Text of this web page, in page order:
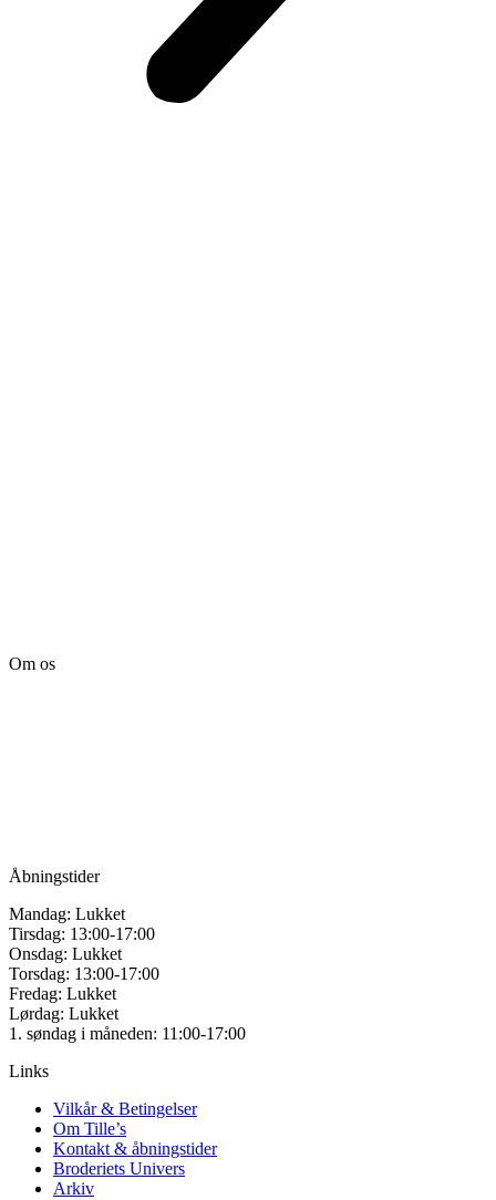
Om os
Åbningstider
Mandag: Lukket
Tirsdag: 13:00-17:00
Onsdag: Lukket
Torsdag: 13:00-17:00
Fredag: Lukket
Lørdag: Lukket
1. søndag i måneden: 11:00-17:00
Links
Vilkår & Betingelser
Om Tille’s
Kontakt & åbningstider
Broderiets Univers
Arkiv